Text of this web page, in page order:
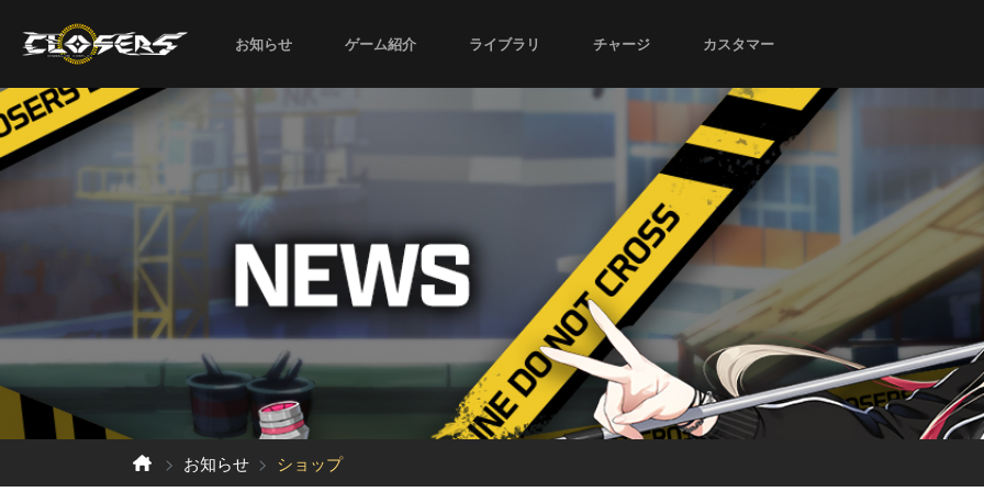
お知らせ ゲーム紹介 ライブラリ チャージ カスタマー
お知らせ ショップ